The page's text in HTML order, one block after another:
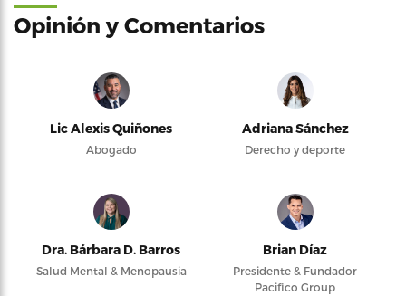
Opinión y Comentarios
Lic Alexis Quiñones
Abogado
Adriana Sánchez
Derecho y deporte
Dra. Bárbara D. Barros
Salud Mental & Menopausia
Brian Díaz
Presidente & Fundador
Pacifico Group